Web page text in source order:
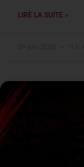
LIRE LA SUITE »